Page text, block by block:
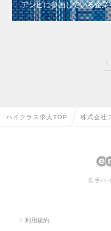
アンビに参画している企
ハイクラス求人TOP 株式会社
若手ハ
利用規約